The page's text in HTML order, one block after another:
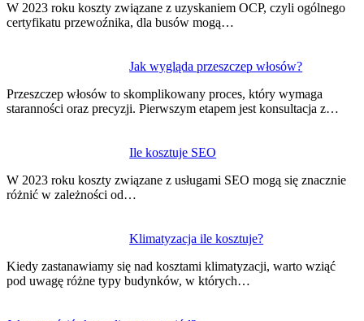
W 2023 roku koszty związane z uzyskaniem OCP, czyli ogólnego
certyfikatu przewoźnika, dla busów mogą…
Jak wygląda przeszczep włosów?
Przeszczep włosów to skomplikowany proces, który wymaga
staranności oraz precyzji. Pierwszym etapem jest konsultacja z…
Ile kosztuje SEO
W 2023 roku koszty związane z usługami SEO mogą się znacznie
różnić w zależności od…
Klimatyzacja ile kosztuje?
Kiedy zastanawiamy się nad kosztami klimatyzacji, warto wziąć
pod uwagę różne typy budynków, w których…